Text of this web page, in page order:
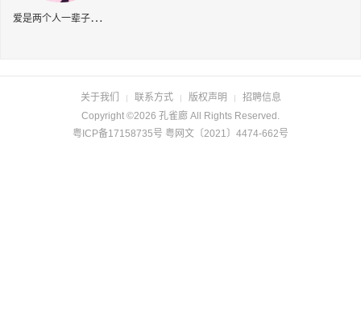
爱
是两个人一辈子的事
关于我们 | 联系方式 | 版权声明 |
招聘信息
Copyright ©2026 孔雀廊 All Rights Reserved.
粤ICP备17158735号 粤网文〔2021〕4474-662号